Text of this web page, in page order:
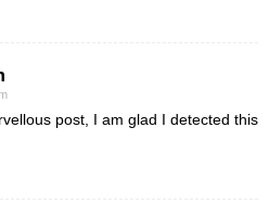
post, I am glad I detected this